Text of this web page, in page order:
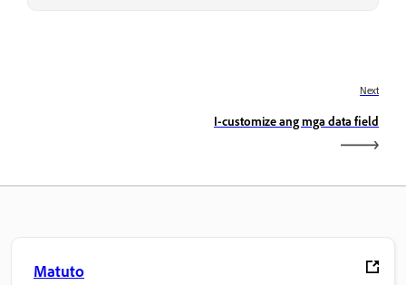
Next
I-customize ang mga data field
Matuto